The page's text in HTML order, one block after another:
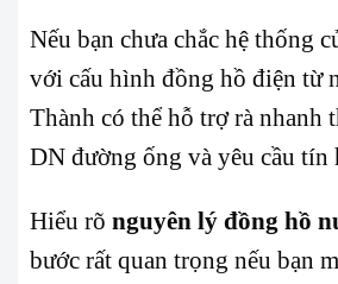
Nếu bạn chưa chắc hệ thống
với cấu hình đồng hồ điện từ
Thành có thể hỗ trợ rà nhanh
DN đường ống và yêu cầu tín
Hiểu rõ nguyên lý đồng hồ
bước rất quan trọng nếu bạn